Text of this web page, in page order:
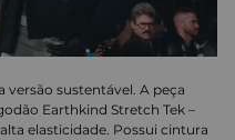
versão sustentável. A peça
Earthkind Stretch Tek –
elasticidade. Possui cintura